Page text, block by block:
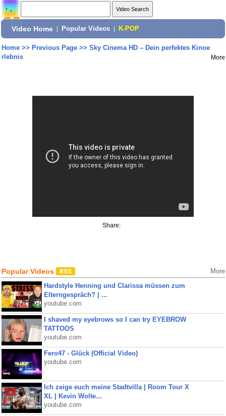
Video Home Popular Videos K-POP
Home>> Previous Page>> Sky Cinema HD – Dein perfektes Kinoe
rlebnis
More
Share:
Popular Videos More
Hardstyle Henning und Clarissa müssen zum
Elterngespräch? | ...
youtube.com
I shaved my eyebrows so I can try EYEBROW
TATTOOS
youtube.com
Fero47 - Glück (Official Video)
youtube.com
Ich zeige euch meine Stadtvilla | Room Tour X
XL | Kevin Wolte...
youtube.com